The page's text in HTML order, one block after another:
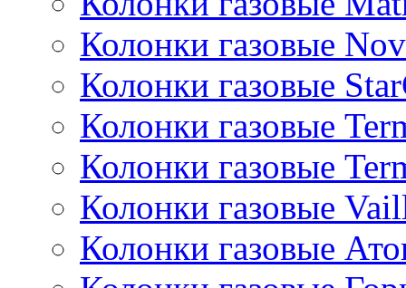
Колонки газовые
Колонки газовые
Колонки газовые
Колонки газовые
Колонки газовые
Колонки газовые